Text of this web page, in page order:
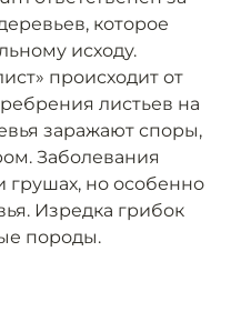
которое
исходу.
происходит от
листьев на
заражают споры,
Заболевания
грушах, но особенно
Изредка грибок
породы.